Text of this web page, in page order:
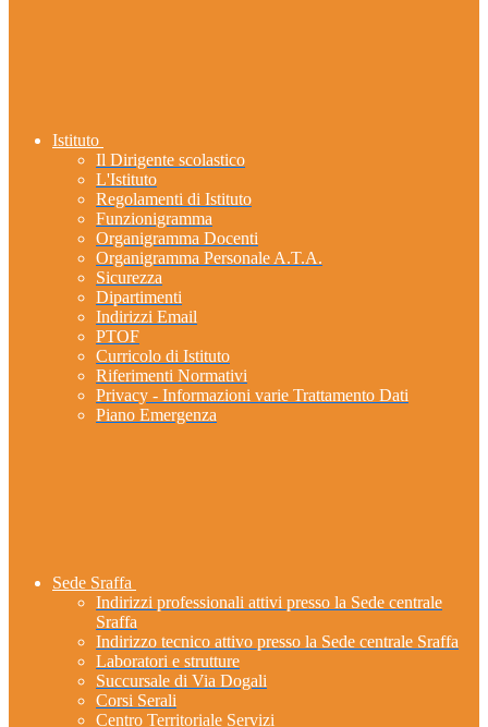
Istituto
Il Dirigente scolastico
L'Istituto
Regolamenti di Istituto
Funzionigramma
Organigramma Docenti
Organigramma Personale A.T.A.
Sicurezza
Dipartimenti
Indirizzi Email
PTOF
Curricolo di Istituto
Riferimenti Normativi
Privacy - Informazioni varie Trattamento Dati
Piano Emergenza
Sede Sraffa
Indirizzi professionali attivi presso la Sede centrale
Sraffa
Indirizzo tecnico attivo presso la Sede centrale Sraffa
Laboratori e strutture
Succursale di Via Dogali
Corsi Serali
Centro Territoriale Servizi